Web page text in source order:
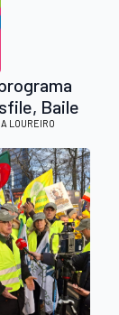
Baile
LOUREIRO